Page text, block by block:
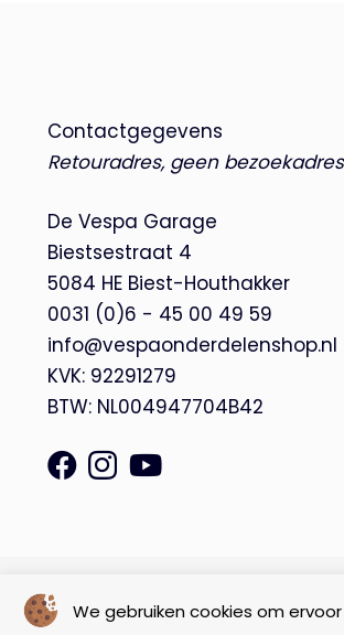
We gebruiken cookies om
Contactgegevens
Retouradres, geen bezoekadres
De Vespa Garage
Biestsestraat 4
5084 HE Biest-Houthakker
0031 (0)6 - 45 00 49 59
info@vespaonderdelenshop.nl
KVK: 92291279
BTW: NL004947704B42
© Copyright 2026 – De Vespa Garage |